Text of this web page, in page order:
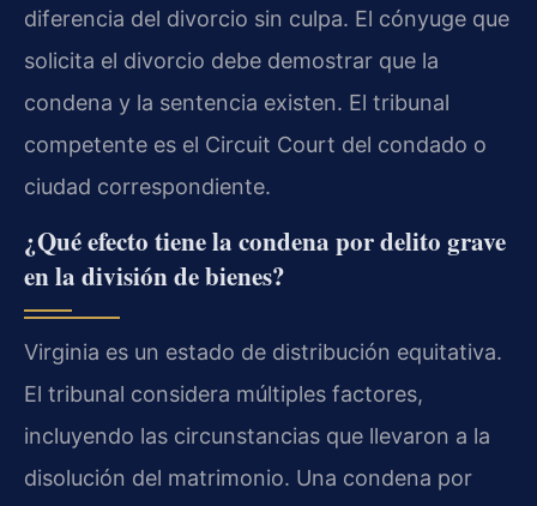
diferencia del divorcio sin culpa. El cónyuge que
solicita el divorcio debe demostrar que la
condena y la sentencia existen. El tribunal
competente es el Circuit Court del condado o
ciudad correspondiente.
¿Qué efecto tiene la condena por delito grave
en la división de bienes?
Virginia es un estado de distribución equitativa.
El tribunal considera múltiples factores,
incluyendo las circunstancias que llevaron a la
disolución del matrimonio. Una condena por